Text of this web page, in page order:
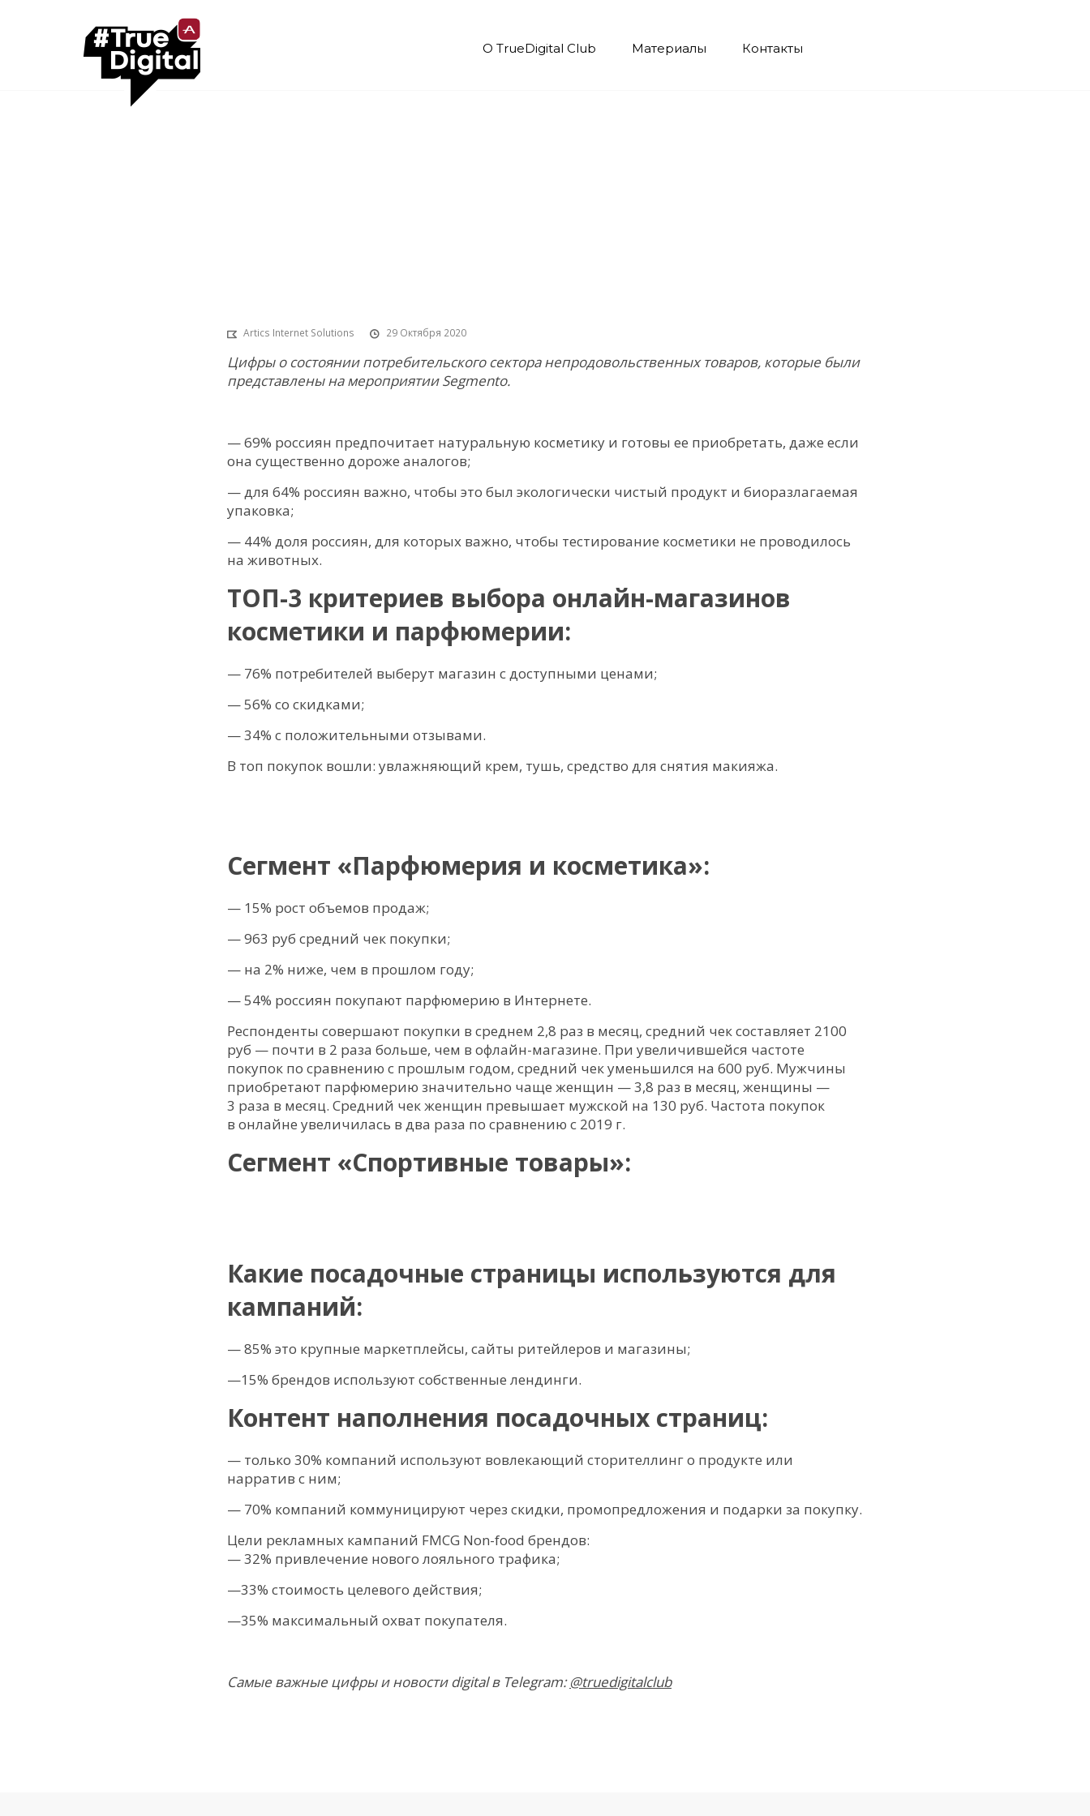
О TrueDigital Club Материалы Контакты
Artics Internet Solutions 29 Октября 2020
Цифры о состоянии потребительского сектора непродовольственных товаров, которые были
представлены на мероприятии Segmento.
— 69% россиян предпочитает натуральную косметику и готовы ее приобретать, даже если
она существенно дороже аналогов;
— для 64% россиян важно, чтобы это был экологически чистый продукт и биоразлагаемая
упаковка;
— 44% доля россиян, для которых важно, чтобы тестирование косметики не проводилось
на животных.
ТОП-3 критериев выбора онлайн-магазинов
косметики и парфюмерии:
— 76% потребителей выберут магазин с доступными ценами;
— 56% со скидками;
— 34% с положительными отзывами.
В топ покупок вошли: увлажняющий крем, тушь, средство для снятия макияжа.
Сегмент «Парфюмерия и косметика»:
— 15% рост объемов продаж;
— 963 руб средний чек покупки;
— на 2% ниже, чем в прошлом году;
— 54% россиян покупают парфюмерию в Интернете.
Респонденты совершают покупки в среднем 2,8 раз в месяц, средний чек составляет 2100
руб — почти в 2 раза больше, чем в офлайн-магазине. При увеличившейся частоте
покупок по сравнению с прошлым годом, средний чек уменьшился на 600 руб. Мужчины
приобретают парфюмерию значительно чаще женщин — 3,8 раз в месяц, женщины —
3 раза в месяц. Средний чек женщин превышает мужской на 130 руб. Частота покупок
в онлайне увеличилась в два раза по сравнению с 2019 г.
Сегмент «Спортивные товары»:
Какие посадочные страницы используются для
кампаний:
— 85% это крупные маркетплейсы, сайты ритейлеров и магазины;
—15% брендов используют собственные лендинги.
Контент наполнения посадочных страниц:
— только 30% компаний используют вовлекающий сторителлинг о продукте или
нарратив с ним;
— 70% компаний коммуницируют через скидки, промопредложения и подарки за покупку.
Цели рекламных кампаний FMCG Non-food брендов:
— 32% привлечение нового лояльного трафика;
—33% стоимость целевого действия;
—35% максимальный охват покупателя.
Самые важные цифры и новости digital в Telegram:@truedigitalclub